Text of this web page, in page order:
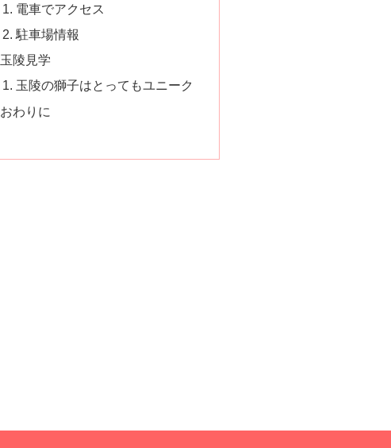
電車でアクセス
駐車場情報
玉陵見学
玉陵の獅子はとってもユニーク
おわりに